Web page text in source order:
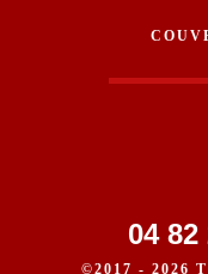
04 82
©2017 - 2026